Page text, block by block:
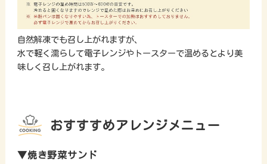
自然解凍でも召し上がれますが、
水で軽く濡らして電子レンジやトースターで温めるとより美
味しく召し上がれます。
おすすすめアレンジメニュー
▼焼き野菜サンド